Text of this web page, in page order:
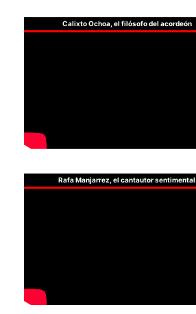
Calixto Ochoa, el filósofo del acordeón
Rafa Manjarrez, el cantautor sentimental